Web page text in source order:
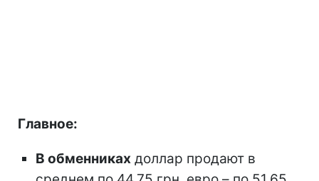
Главное:
В обменниках доллар продают в